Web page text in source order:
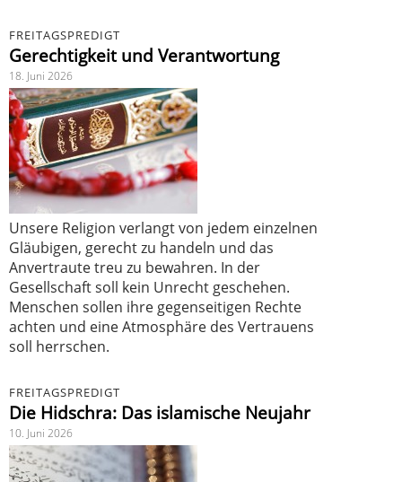
FREITAGSPREDIGT
Gerechtigkeit und Verantwortung
18. Juni 2026
Unsere Religion verlangt von jedem einzelnen
Gläubigen, gerecht zu handeln und das
Anvertraute treu zu bewahren. In der
Gesellschaft soll kein Unrecht geschehen.
Menschen sollen ihre gegenseitigen Rechte
achten und eine Atmosphäre des Vertrauens
soll herrschen.
FREITAGSPREDIGT
Die Hidschra: Das islamische Neujahr
10. Juni 2026